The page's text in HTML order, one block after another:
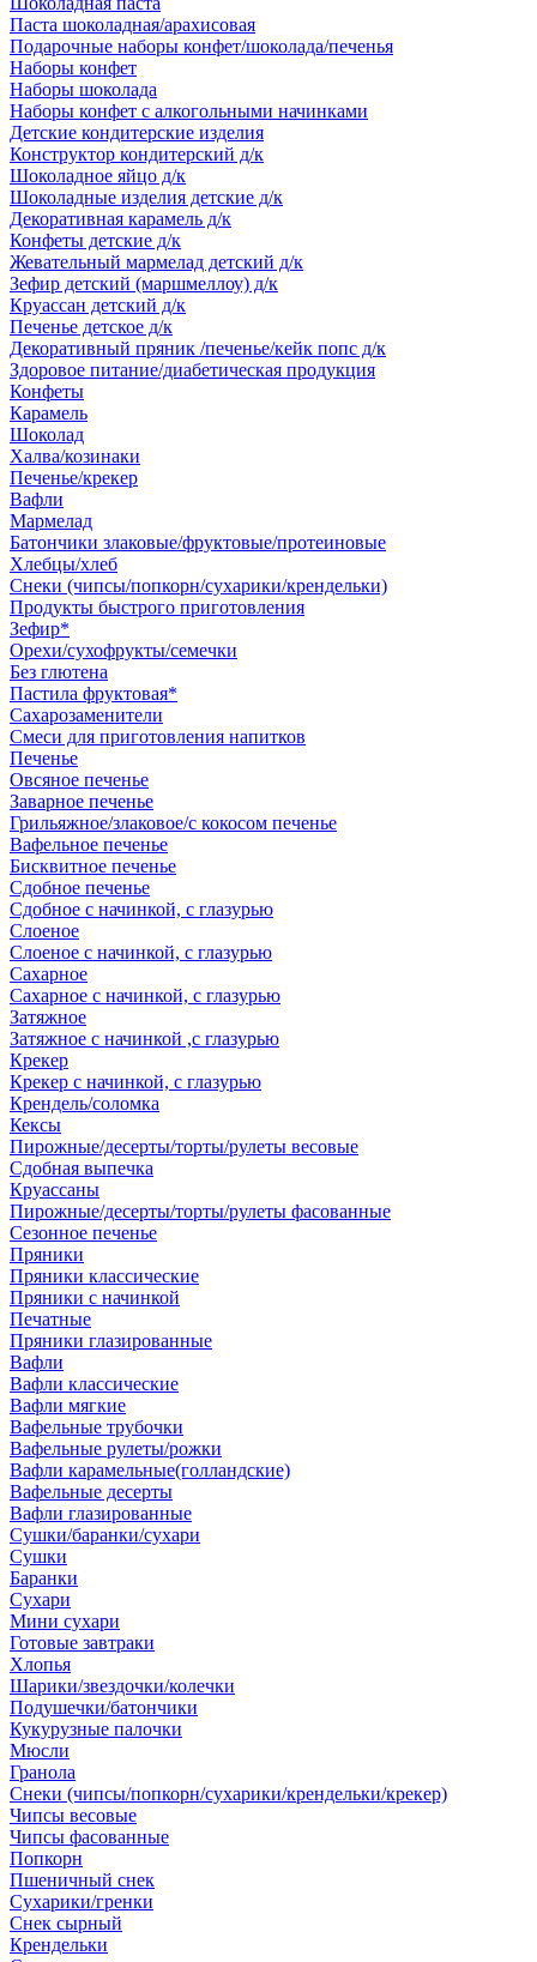
Паста шоколадная/арахисовая
Подарочные наборы конфет/шоколада/печенья
Наборы конфет
Наборы шоколада
Наборы конфет с алкогольными начинками
Детские кондитерские изделия
Конструктор кондитерский д/к
Шоколадное яйцо д/к
Шоколадные изделия детские д/к
Декоративная карамель д/к
Конфеты детские д/к
Жевательный мармелад детский д/к
Зефир детский (маршмеллоу) д/к
Круассан детский д/к
Печенье детское д/к
Декоративный пряник /печенье/кейк попс д/к
Здоровое питание/диабетическая продукция
Конфеты
Карамель
Шоколад
Халва/козинаки
Печенье/крекер
Вафли
Мармелад
Батончики злаковые/фруктовые/протеиновые
Хлебцы/хлеб
Снеки (чипсы/попкорн/сухарики/крендельки)
Продукты быстрого приготовления
Зефир*
Орехи/сухофрукты/семечки
Без глютена
Пастила фруктовая*
Сахарозаменители
Смеси для приготовления напитков
Печенье
Овсяное печенье
Заварное печенье
Грильяжное/злаковое/с кокосом печенье
Вафельное печенье
Бисквитное печенье
Сдобное печенье
Сдобное с начинкой, с глазурью
Слоеное
Слоеное с начинкой, с глазурью
Сахарное
Сахарное с начинкой, с глазурью
Затяжное
Затяжное с начинкой ,с глазурью
Крекер
Крекер с начинкой, с глазурью
Крендель/соломка
Кексы
Пирожные/десерты/торты/рулеты весовые
Сдобная выпечка
Круассаны
Пирожные/десерты/торты/рулеты фасованные
Сезонное печенье
Пряники
Пряники классические
Пряники с начинкой
Печатные
Пряники глазированные
Вафли
Вафли классические
Вафли мягкие
Вафельные трубочки
Вафельные рулеты/рожки
Вафли карамельные(голландские)
Вафельные десерты
Вафли глазированные
Сушки/баранки/сухари
Сушки
Баранки
Сухари
Мини сухари
Готовые завтраки
Хлопья
Шарики/звездочки/колечки
Подушечки/батончики
Кукурузные палочки
Мюсли
Гранола
Снеки (чипсы/попкорн/сухарики/крендельки/крекер)
Чипсы весовые
Чипсы фасованные
Попкорн
Пшеничный снек
Сухарики/гренки
Снек сырный
Крендельки